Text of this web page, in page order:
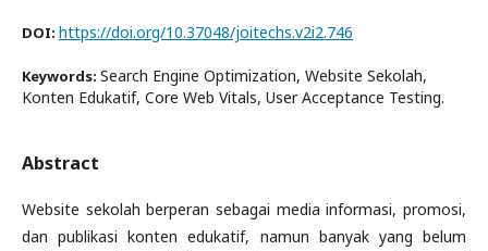
DOI: https://doi.org/10.37048/joitechs.v2i2.746
Keywords: Search Engine Optimization, Website Sekolah,
Konten Edukatif, Core Web Vitals, User Acceptance Testing.
Abstract
Website sekolah berperan sebagai media informasi, promosi,
dan publikasi konten edukatif, namun banyak yang belum